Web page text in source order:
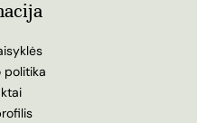
politika